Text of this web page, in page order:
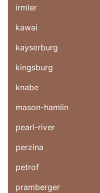
irmler
kawai
kayserburg
kingsburg
knabe
mason-hamlin
pearl-river
perzina
petrof
pramberger